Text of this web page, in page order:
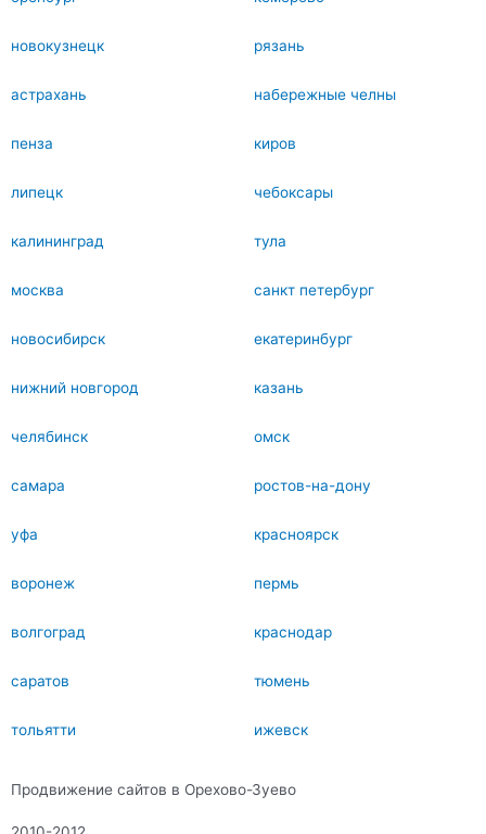
новокузнецк рязань
астрахань набережные челны
пенза киров
липецк чебоксары
калининград тула
москва санкт петербург
новосибирск екатеринбург
нижний новгород казань
челябинск омск
самара ростов-на-дону
уфа красноярск
воронеж пермь
волгоград краснодар
саратов тюмень
тольятти ижевск
Продвижение сайтов в Орехово-Зуево